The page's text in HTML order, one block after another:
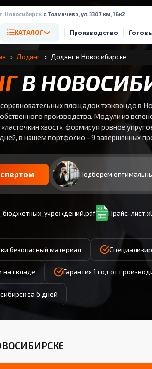
Новосибирск:с. Толмачево, ул. 3307 км, 16к2
КАТАЛОГ Производство
Додянг Додянг в Новосибирске
В
площадок тхэквондо в
производства. Модули из
хвост», формируя ровное
в нашем портфолио - 9 завершённых
Подберем
Прайс-
безопасный материал
на складе Гарантия 1 год от
за 6 дней